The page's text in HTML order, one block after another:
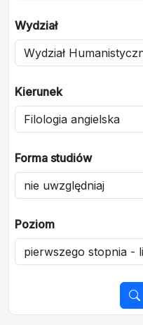
Wydział
Kierunek
Forma studiów
Poziom